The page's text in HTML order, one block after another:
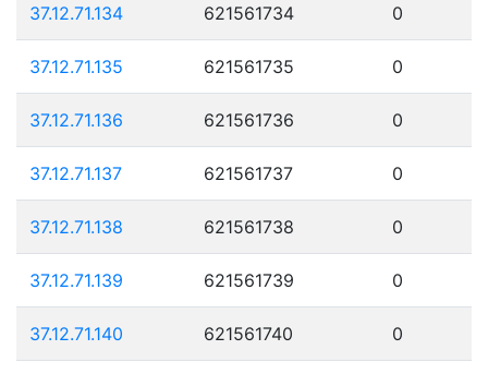
37.12.71.134 621561734 0
37.12.71.135 621561735 0
37.12.71.136 621561736 0
37.12.71.137 621561737 0
37.12.71.138 621561738 0
37.12.71.139 621561739 0
37.12.71.140 621561740 0